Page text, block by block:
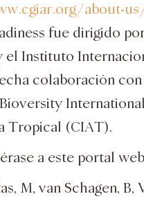
about-
fue dirigido
el Instituto
colaboración
Bioversity
Tropical (CIAT).
a este portal
M, van Schagen, B,